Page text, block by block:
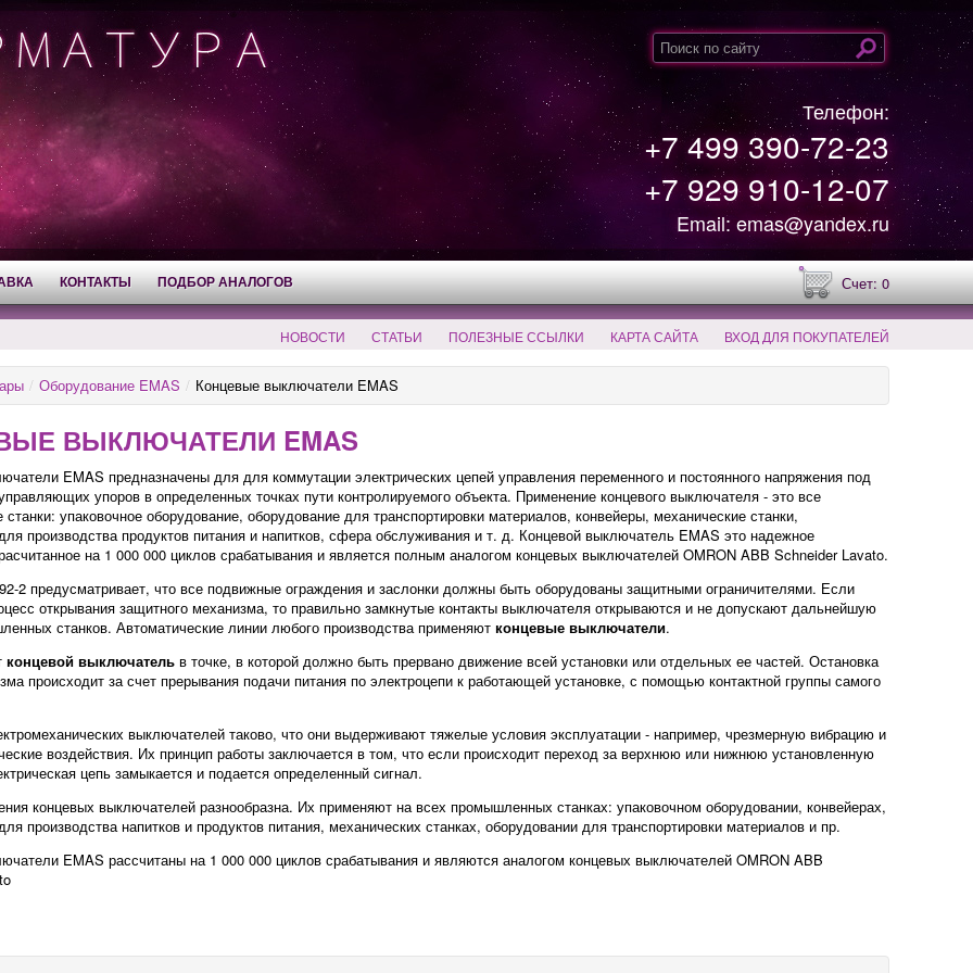
Телефон:
+7 499 390-72-23
+7 929 910-12-07
Email: emas@yandex.ru
КОНТАКТЫ ПОДБОР АНАЛОГОВ Счет: 0
НОВОСТИ СТАТЬИ ПОЛЕЗНЫЕ ССЫЛКИ КАРТА САЙТА ВХОД ДЛЯ ПОКУПАТЕЛЕЙ
/ Оборудование EMAS / Концевые выключатели EMAS
ВЫКЛЮЧАТЕЛИ EMAS
EMAS предназначены для для коммутации электрических цепей управления переменного и постоянного напряжения под
упоров в определенных точках пути контролируемого объекта. Применение концевого выключателя - это все
упаковочное оборудование, оборудование для транспортировки материалов, конвейеры, механические станки,
производства продуктов питания и напитков, сфера обслуживания и т. д. Концевой выключатель EMAS это надежное
на 1 000 000 циклов срабатывания и является полным аналогом концевых выключателей OMRON ABB Schneider Lavato.
2 предусматривает, что все подвижные ограждения и заслонки должны быть оборудованы защитными ограничителями. Если
открывания защитного механизма, то правильно замкнутые контакты выключателя открываются и не допускают дальнейшую
станков. Автоматические линии любого производства применяют концевые выключатели.
концевой выключатель в точке, в которой должно быть прервано движение всей установки или отдельных ее частей. Остановка
происходит за счет прерывания подачи питания по электроцепи к работающей установке, с помощью контактной группы самого
выключателей таково, что они выдерживают тяжелые условия эксплуатации - например, чрезмерную вибрацию и
воздействия. Их принцип работы заключается в том, что если происходит переход за верхнюю или нижнюю установленную
цепь замыкается и подается определенный сигнал.
концевых выключателей разнообразна. Их применяют на всех промышленных станках: упаковочном оборудовании, конвейерах,
производства напитков и продуктов питания, механических станках, оборудовании для транспортировки материалов и пр.
EMAS рассчитаны на 1 000 000 циклов срабатывания и являются аналогом концевых выключателей OMRON ABB